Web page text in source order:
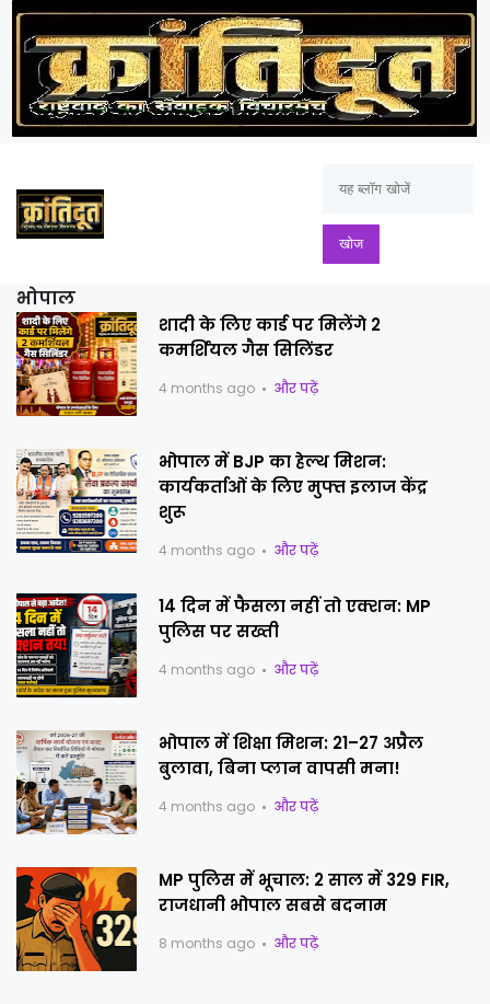
भोपाल
शादी के लिए कार्ड पर मिलेंगे 2
कमर्शियल गैस सिलिंडर
4 months ago और पढ़ें
भोपाल में BJP का हेल्थ मिशन:
कार्यकर्ताओं के लिए मुफ्त इलाज केंद्र
शुरू
4 months ago और पढ़ें
14 दिन में फैसला नहीं तो एक्शन: MP
पुलिस पर सख्ती
4 months ago और पढ़ें
भोपाल में शिक्षा मिशन: 21–27 अप्रैल
बुलावा, बिना प्लान वापसी मना!
4 months ago और पढ़ें
MP पुलिस में भूचाल: 2 साल में 329 FIR,
राजधानी भोपाल सबसे बदनाम
8 months ago और पढ़ें